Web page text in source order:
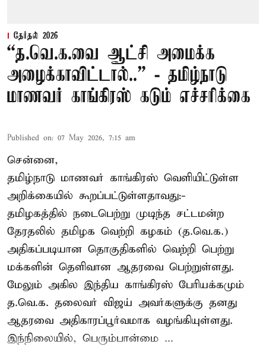
தேர்தல் 2026
“த.வெ.க.வை ஆட்சி அமைக்க
அழைக்காவிட்டால்..” - தமிழ்நாடு
மாணவர் காங்கிரஸ் கடும் எச்சரிக்கை
Published on: 07 May 2026, 7:15 am
சென்னை,
தமிழ்நாடு மாணவர் காங்கிரஸ் வெளியிட்டுள்ள
அறிக்கையில் கூறப்பட்டுள்ளதாவது:-
தமிழகத்தில் நடைபெற்று முடிந்த சட்டமன்ற
தேரதலில் தமிழக வெற்றி கழகம் (த.வெ.க.)
அதிகப்படியான தொகுதிகளில் வெற்றி பெற்று
மக்களின் தெளிவான ஆதரவை பெற்றுள்ளது.
மேலும் அகில இந்திய காங்கிரஸ் பேரியக்கமும்
த.வெ.க. தலைவர் விஜய் அவர்களுக்கு தனது
ஆதரவை அதிகாரப்பூர்வமாக வழங்கியுள்ளது.
இந்நிலையில், பெரும்பான்மை ...